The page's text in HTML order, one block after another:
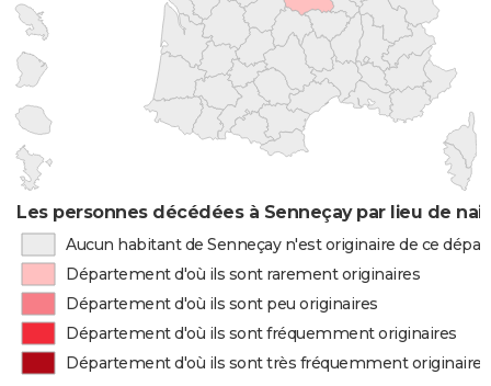
Les personnes décédées à Senneçay par lieu de
Aucun habitant de Senneçay n'est originaire de ce
Département d'où ils sont rarement originaires
Département d'où ils sont peu originaires
Département d'où ils sont fréquemment originaires
Département d'où ils sont très fréquemment originaires